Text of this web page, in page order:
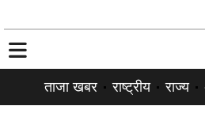
ताजा खबर राष्ट्रीय राज्य